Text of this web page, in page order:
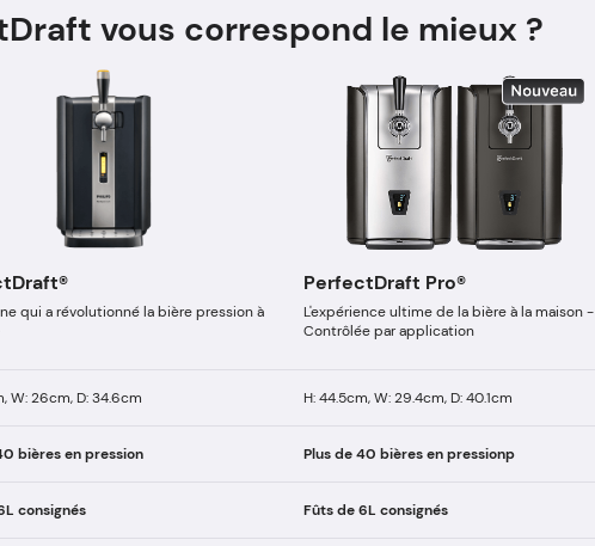
vous correspond le mieux ?
qui a révolutionné la bière pression à
PerfectDraft Pro®
L'expérience ultime de la bière à la maison -
Contrôlée par application
W: 26cm, D: 34.6cm H: 44.5cm, W: 29.4cm, D: 40.1cm
bières en pression Plus de 40 bières en pressionp
consignés Fûts de 6L consignés